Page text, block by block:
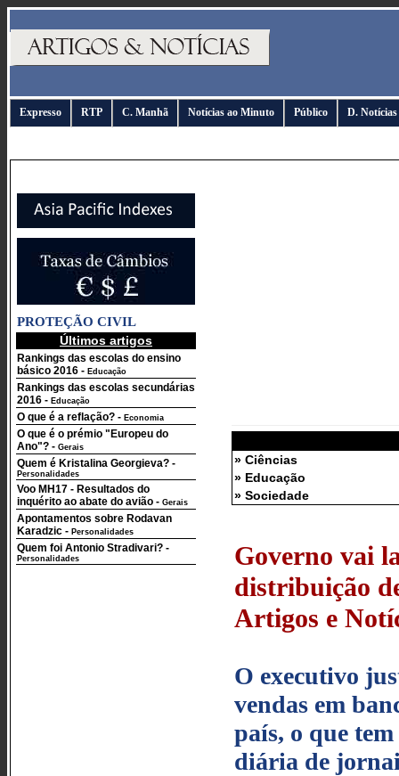
Expresso RTP C. Manhã Notícias ao Minuto Público D. Notícias
PROTEÇÃO CIVIL
Últimos artigos
Rankings das escolas do ensino
básico 2016 - Educação
Rankings das escolas secundárias
2016 - Educação
O que é a reflação? - Economia
O que é o prémio "Europeu do
Ano"? - Gerais
Quem é Kristalina Georgieva? -
Personalidades
Voo MH17 - Resultados do
inquérito ao abate do avião - Gerais
Apontamentos sobre Rodavan
Karadzic - Personalidades
Quem foi Antonio Stradivari? -
Personalidades
» Ciências
» Educação
» Sociedade
Governo vai
distribuição
Artigos e
O executivo
vendas em
país, o que
diária de